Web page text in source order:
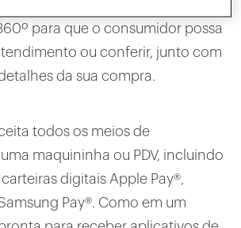
para que o consumidor possa
ou conferir, junto com
da sua compra.
todos os meios de
maquininha ou PDV, incluindo
digitais Apple Pay®,
Pay®. Como em um